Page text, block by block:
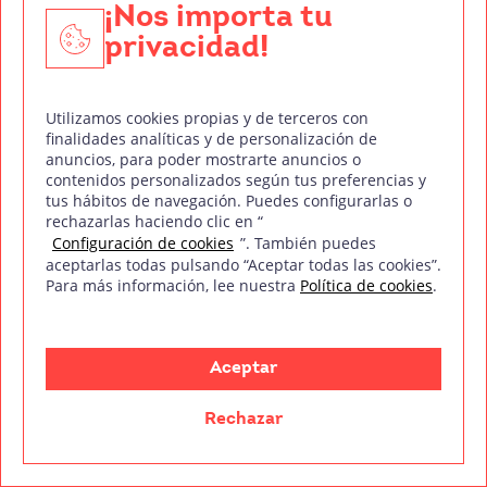
Descubre toda la actualidad de la industria audiovisual
El cine nos sorprende cada día con historias que nos
trasladan a otros mundos y nos ayudan a evadirnos de
¡Nos importa tu
privacidad!
Utilizamos cookies propias y de terceros con
finalidades analíticas y de personalización de
anuncios, para poder mostrarte anuncios o
contenidos personalizados según tus preferencias y
tus hábitos de navegación. Puedes configurarlas o
rechazarlas haciendo clic en “
Configuración de cookies ”. También puedes
aceptarlas todas pulsando “Aceptar todas las cookies”.
Para más información, lee nuestra Política de cookies.
Aceptar
Rechazar